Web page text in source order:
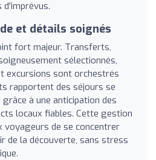
d'imprévus.
et détails soignés
fort majeur. Transferts,
sélectionnés,
excursions sont orchestrés
rapportent des séjours se
à une anticipation des
locaux fiables. Cette gestion
voyageurs de se concentrer
de la découverte, sans stress